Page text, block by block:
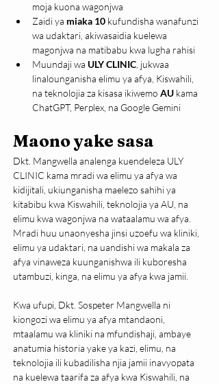
moja kuona wagonjwa
Zaidi ya miaka 10 kufundisha wanafunzi
wa udaktari, akiwasaidia kuelewa
magonjwa na matibabu kwa lugha rahisi
Muundaji wa ULY CLINIC , jukwaa
linalounganisha elimu ya afya, Kiswahili,
na teknolojia za kisasa ikiwemo AU kama
ChatGPT, Perplex, na Google Gemini
Maono yake sasa
Dkt. Mangwella analenga kuendeleza ULY
CLINIC kama mradi wa elimu ya afya wa
kidijitali, ukiunganisha maelezo sahihi ya
kitabibu kwa Kiswahili, teknolojia ya AU, na
elimu kwa wagonjwa na wataalamu wa afya.
Mradi huu unaonyesha jinsi uzoefu wa kliniki,
elimu ya udaktari, na uandishi wa makala za
afya vinaweza kuunganishwa ili kuboresha
utambuzi, kinga, na elimu ya afya kwa jamii.
Kwa ufupi, Dkt. Sospeter Mangwella ni
kiongozi wa elimu ya afya mtandaoni,
mtaalamu wa kliniki na mfundishaji, ambaye
anatumia historia yake ya kazi, elimu, na
teknolojia ili kubadilisha njia jamii inavyopata
na kuelewa taarifa za afya kwa Kiswahili, na